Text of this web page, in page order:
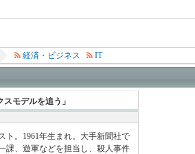
経済・ビジネス IT
モデルを追う」
ト。1961年生まれ。大手新聞社で
課、遊軍などを担当し、殺人事件